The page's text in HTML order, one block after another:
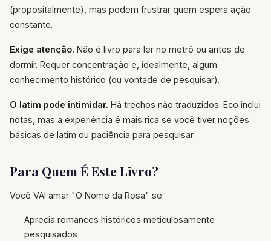
(propositalmente), mas podem frustrar quem espera ação
constante.
Exige atenção. Não é livro para ler no metrô ou antes de
dormir. Requer concentração e, idealmente, algum
conhecimento histórico (ou vontade de pesquisar).
O latim pode intimidar. Há trechos não traduzidos. Eco inclui
notas, mas a experiência é mais rica se você tiver noções
básicas de latim ou paciência para pesquisar.
Para Quem É Este Livro?
Você VAI amar "O Nome da Rosa" se:
Aprecia romances históricos meticulosamente
pesquisados